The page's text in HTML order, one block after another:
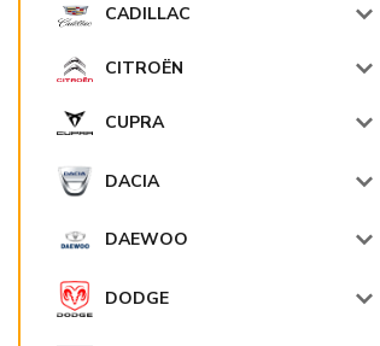
CADILLAC
CITROËN
CUPRA
DACIA
DAEWOO
DODGE